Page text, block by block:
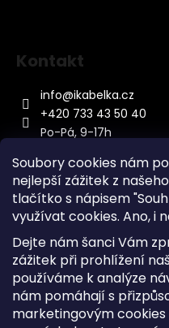
Soubory cookies nám
nejlepší zážitek z
tlačítko s nápisem
využívat cookies. Ano, i
Dejte nám šanci Vám
zážitek při prohlížení
používáme k analýze
nám pomáhají s
marketingovým cookies
Kontakt
info@ikabelka.cz
+420 733 43 50 40
Po-Pá, 9-17h
Kontakt
Sitemap
Doprava a Platba
Reklamace Zboží
Obchodní podmínky